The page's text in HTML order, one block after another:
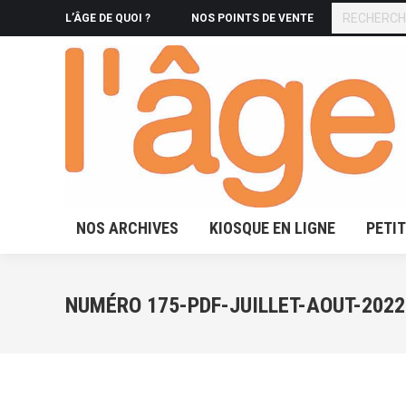
L’ÂGE DE QUOI ? NOS POINTS DE VENTE
RECHERCHE
NOS ARCHIVES KIOSQUE EN LIGNE
NUMÉRO 175-PDF-JUILLET-AOUT-2022
NOS ARCHIVES KIOSQUE